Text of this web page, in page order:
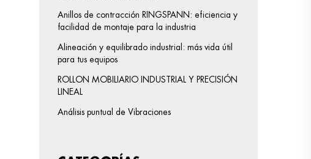
Anillos de contracción RINGSPANN: eficiencia y
facilidad de montaje para la industria
Alineación y equilibrado industrial: más vida útil
para tus equipos
ROLLON MOBILIARIO INDUSTRIAL Y PRECISIÓN
LINEAL
Análisis puntual de Vibraciones